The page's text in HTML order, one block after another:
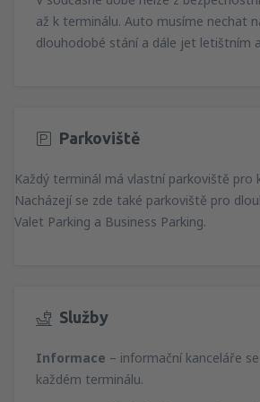
až k terminálu. Auto musíme nechat
dlouhodobé stání a dále jet letištním
Parkoviště
Každý terminál má vlastní parkoviště pro
Nacházejí se zde také parkoviště pro
Valet Parking a Business Parking.
Služby
Informace – informační kanceláře
každém terminálu.